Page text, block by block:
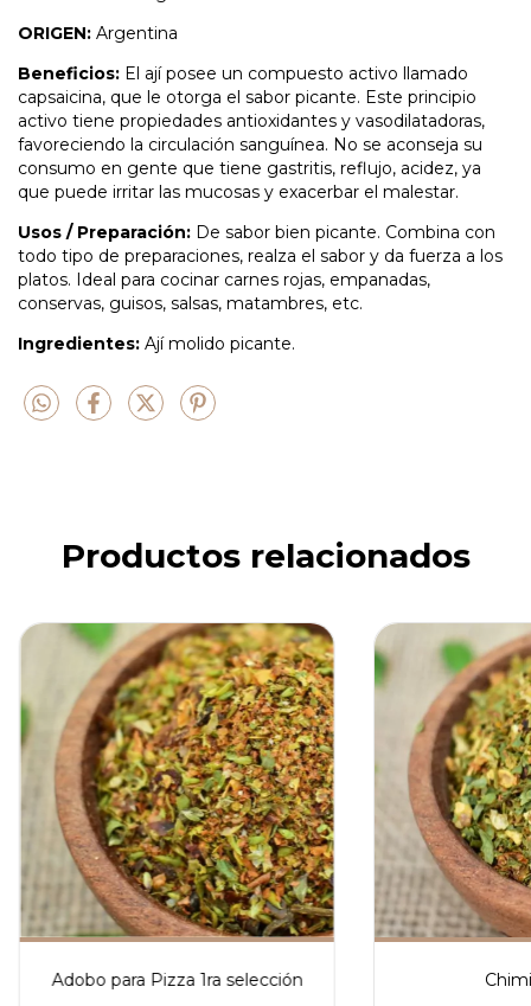
ORIGEN: Argentina
Beneficios: El ají posee un compuesto activo llamado
capsaicina, que le otorga el sabor picante. Este principio
activo tiene propiedades antioxidantes y vasodilatadoras,
favoreciendo la circulación sanguínea. No se aconseja su
consumo en gente que tiene gastritis, reflujo, acidez, ya
que puede irritar las mucosas y exacerbar el malestar.
Usos / Preparación: De sabor bien picante. Combina con
todo tipo de preparaciones, realza el sabor y da fuerza a los
platos. Ideal para cocinar carnes rojas, empanadas,
conservas, guisos, salsas, matambres, etc.
Ingredientes: Ají molido picante.
Productos relacionados
Adobo para Pizza 1ra selección